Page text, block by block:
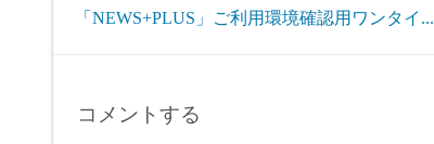
「NEWS+PLUS」ご利用環境確認用ワンタイ...
コメントする